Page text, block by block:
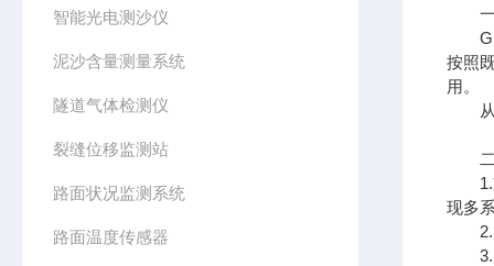
智能光电测沙仪
泥沙含量测量系统
隧道气体检测仪
裂缝位移监测站
路面状况监测系统
路面温度传感器
一
按照
用。
从数
二
1.支
现多
2.产
3.产